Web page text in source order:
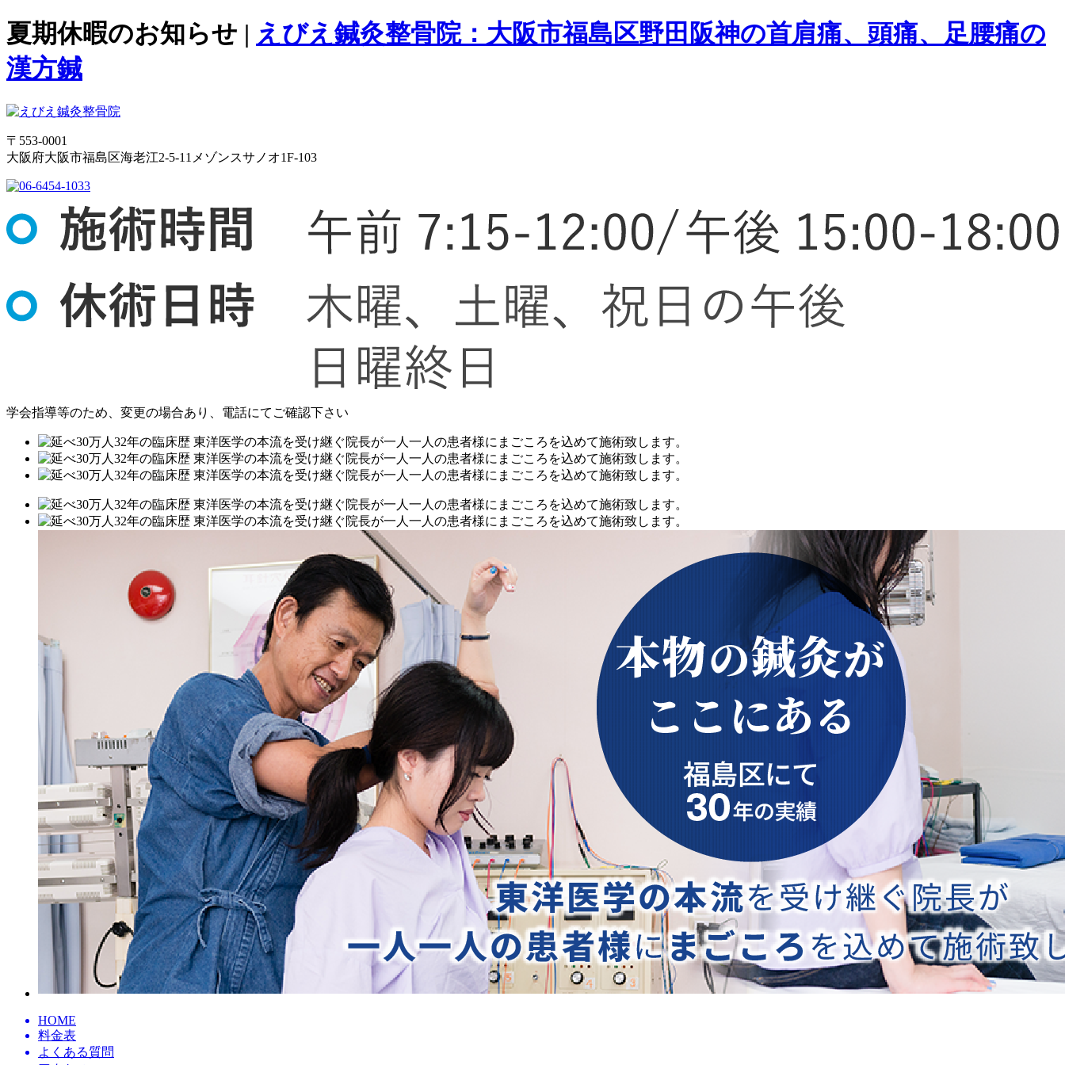
夏期休暇のお知らせ | えびえ鍼灸整骨院：大阪市福島区野田阪神の首肩痛、頭痛、足腰痛の
漢方鍼
〒553-0001
大阪府大阪市福島区海老江2-5-11メゾンスサノオ1F-103
学会指導等のため、変更の場合あり、電話にてご確認下さい
HOME
料金表
よくある質問